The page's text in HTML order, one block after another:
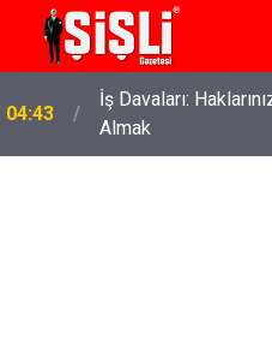
04:43
İş Davaları:
Almak